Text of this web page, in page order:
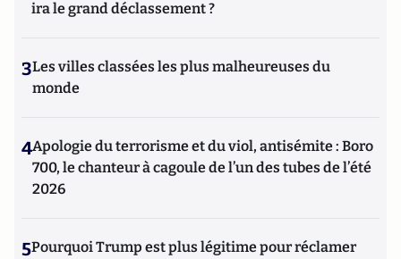
ira le grand déclassement ?
3Les villes classées les plus malheureuses du
monde
4Apologie du terrorisme et du viol, antisémite : Boro
700, le chanteur à cagoule de l’un des tubes de l’été
2026
5Pourquoi Trump est plus légitime pour réclamer